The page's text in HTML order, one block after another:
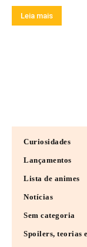
Leia mais
Curiosidades
Lançamentos
Lista de animes
Notícias
Sem categoria
Spoilers, teorias